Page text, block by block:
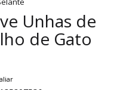
Unhas de
de Gato